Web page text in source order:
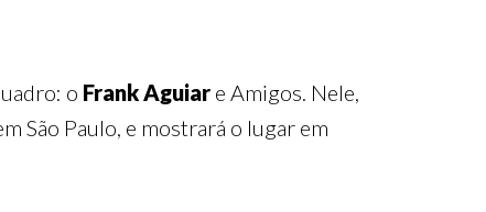
o Frank Aguiar e Amigos. Nele,
São Paulo, e mostrará o lugar em